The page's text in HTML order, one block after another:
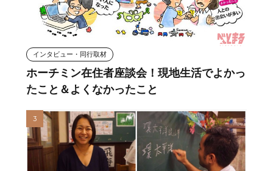
インタビュー・同行取材
ホーチミン在住者座談会！現地生活でよかっ
たこと＆よくなかったこと